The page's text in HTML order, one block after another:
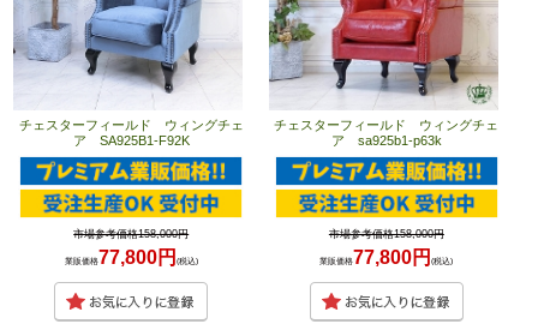
チェスターフィールド ウィングチェ
ア SA925B1-F92K
市場参考価格158,000円
業販価格77,800円 (税込)
チェスターフィールド ウィングチェ
ア sa925b1-p63k
市場参考価格158,000円
業販価格77,800円(税込)